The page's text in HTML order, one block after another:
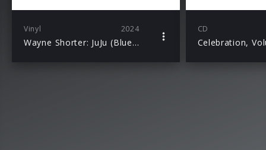
Vinyl 2024
Wayne Shorter: JuJu (Blue Note Classic Vinyl)
CD